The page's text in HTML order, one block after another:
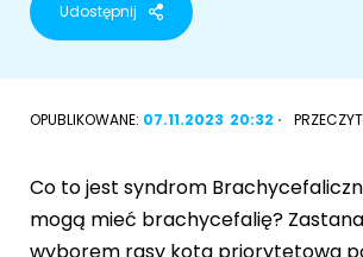
RASY PSÓW
Sznaucer miniaturowy
Golden retriever
Kot perski
Udostępnij
OPUBLIKOWANE: 07.11.2023 20:32
Co to jest syndrom
mogą mieć brachycefalię?